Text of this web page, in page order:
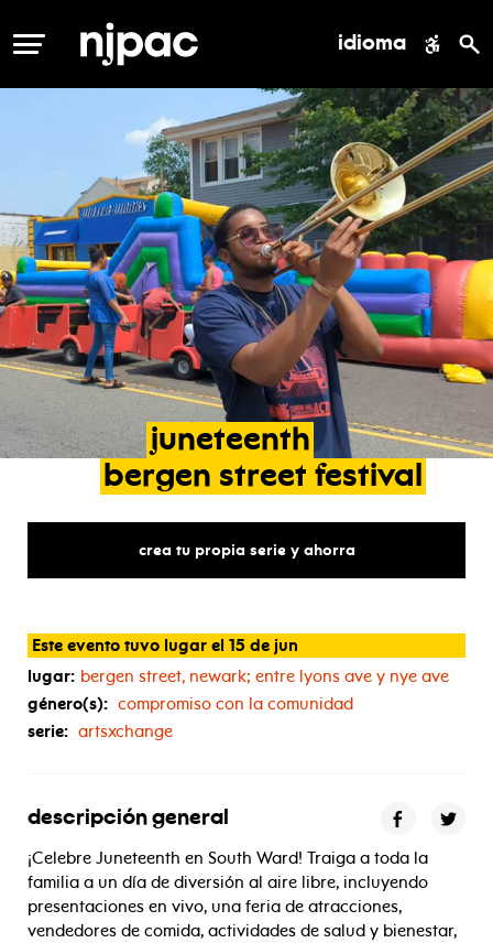
MENÚ idioma
juneteenth
bergen street festival
crea tu propia serie y ahorra
Este evento tuvo lugar el 15 de jun
lugar: bergen street, newark; entre lyons ave y nye ave
género(s): compromiso con la comunidad
serie: artsxchange
descripción general
¡Celebre Juneteenth en South Ward! Traiga a toda la
familia a un día de diversión al aire libre, incluyendo
presentaciones en vivo, una feria de atracciones,
vendedores de comida, actividades de salud y bienestar,